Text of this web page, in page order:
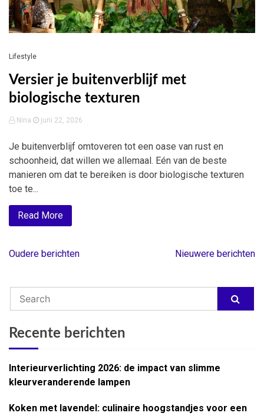
Lifestyle
Versier je buitenverblijf met
biologische texturen
Nina juni 22, 2026
Je buitenverblijf omtoveren tot een oase van rust en
schoonheid, dat willen we allemaal. Eén van de beste
manieren om dat te bereiken is door biologische texturen
toe te...
Read More
Berichtnavigatie
Oudere berichten Nieuwere berichten
Recente berichten
Interieurverlichting 2026: de impact van slimme
kleurveranderende lampen
Koken met lavendel: culinaire hoogstandjes voor een